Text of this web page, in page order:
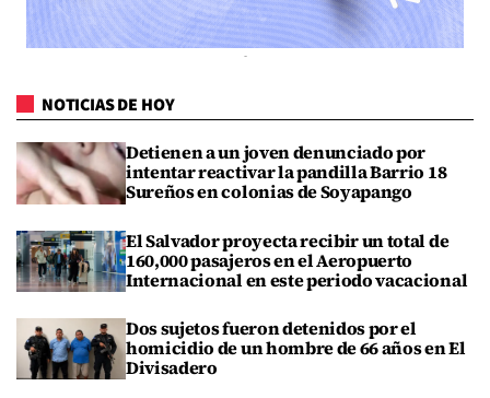
NOTICIAS DE HOY
Detienen a un joven denunciado por
intentar reactivar la pandilla Barrio 18
Sureños en colonias de Soyapango
El Salvador proyecta recibir un total de
160,000 pasajeros en el Aeropuerto
Internacional en este periodo vacacional
Dos sujetos fueron detenidos por el
homicidio de un hombre de 66 años en El
Divisadero